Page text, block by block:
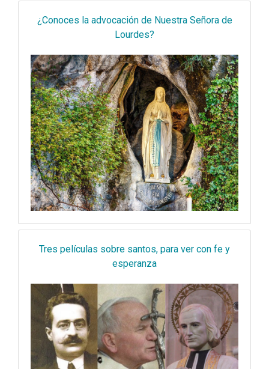
¿Conoces la advocación de Nuestra Señora de
Lourdes?
Tres películas sobre santos, para ver con fe y
esperanza